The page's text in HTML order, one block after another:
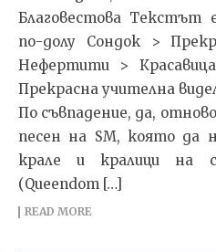
Благовестова Текстът
по-долу Сондок >
Нефертити >
Прекрасна учителна
По съвпадение, да,
песен на SM, която да
крале и кралици на
(Queendom […]
READ MORE